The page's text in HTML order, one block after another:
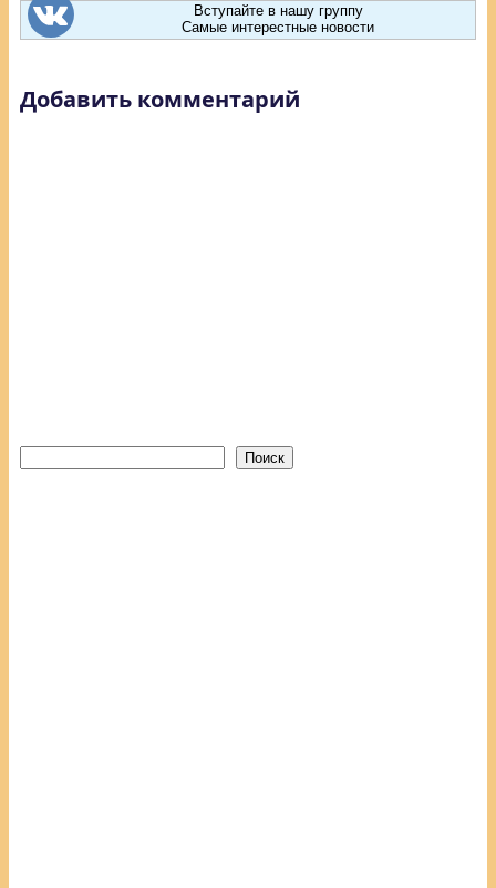
Вступайте в нашу группу
Самые интерестные новости
Добавить комментарий
Поиск